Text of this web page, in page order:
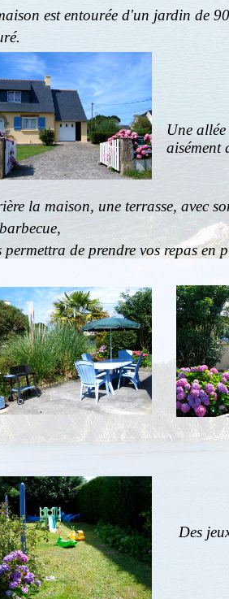
est entourée d'un jardin de
Une
aisément
la maison, une terrasse, avec
permettra de prendre vos repas en
Des